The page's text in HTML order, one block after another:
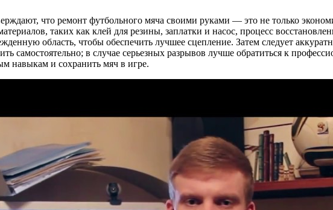
что ремонт футбольного мяча своими руками — это не только
таких как клей для резины, заплатки и насос, процесс
область, чтобы обеспечить лучшее сцепление. Затем следует
самостоятельно; в случае серьезных разрывов лучше обратиться к
навыкам и сохранить мяч в игре.